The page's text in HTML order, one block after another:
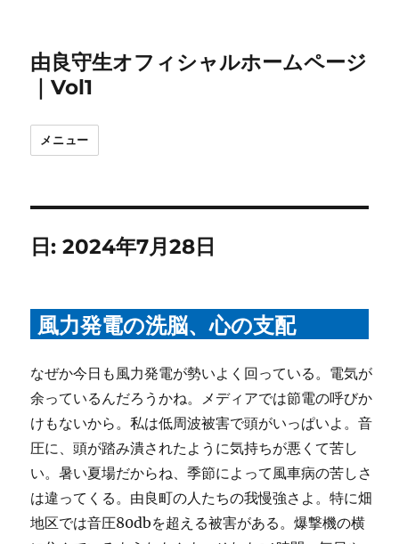
由良守生オフィシャルホームページ
｜Vol1
メニュー
日:2024年7月28日
風力発電の洗脳、心の支配
なぜか今日も風力発電が勢いよく回っている。電気が
余っているんだろうかね。メディアでは節電の呼びか
けもないから。私は低周波被害で頭がいっぱいよ。音
圧に、頭が踏み潰されたように気持ちが悪くて苦し
い。暑い夏場だからね、季節によって風車病の苦しさ
は違ってくる。由良町の人たちの我慢強さよ。特に畑
地区では音圧80dbを超える被害がある。爆撃機の横